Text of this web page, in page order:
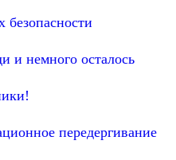
безопасности
и немного осталось
передергивание